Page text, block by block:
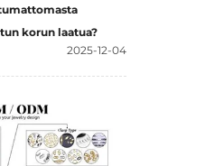
korun laatua?
2025-12-04